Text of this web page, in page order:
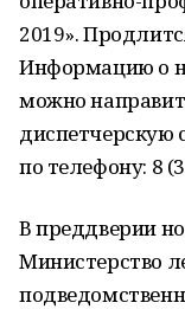
2019».
Информацию о
можно
диспетчерскую
по телефону: 8
В преддверии
Министерство